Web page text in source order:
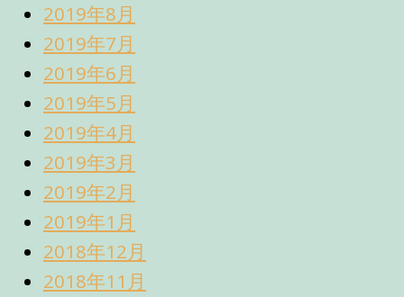
2019年8月
2019年7月
2019年6月
2019年5月
2019年4月
2019年3月
2019年2月
2019年1月
2018年12月
2018年11月